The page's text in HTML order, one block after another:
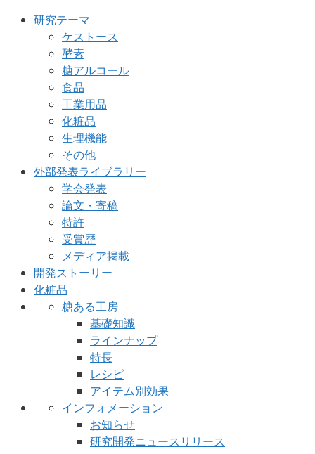
研究テーマ
ケストース
酵素
糖アルコール
食品
工業用品
化粧品
生理機能
その他
外部発表ライブラリー
学会発表
論文・寄稿
特許
受賞歴
メディア掲載
開発ストーリー
化粧品
糖ある工房
基礎知識
ラインナップ
特長
レシピ
アイテム別効果
インフォメーション
お知らせ
研究開発ニュースリリース